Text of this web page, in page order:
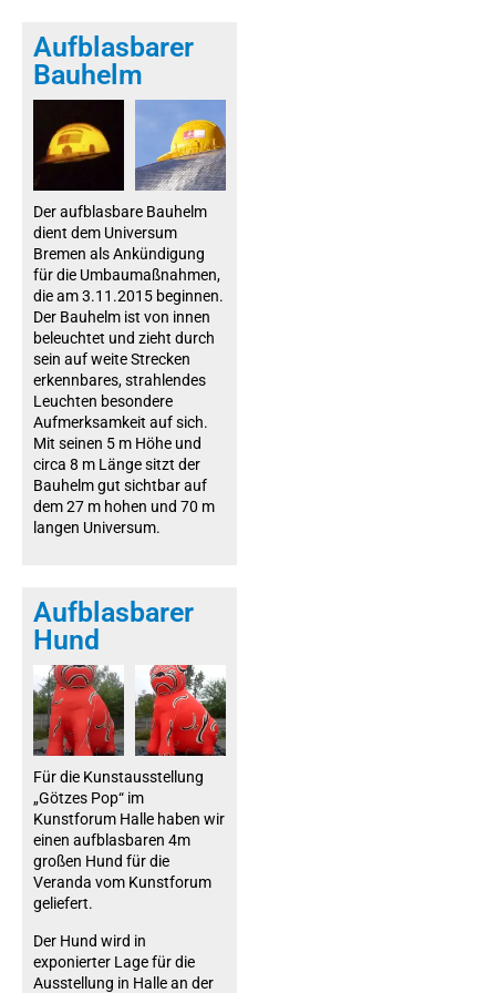
Aufblasbarer
Bauhelm
Der aufblasbare Bauhelm
dient dem Universum
Bremen als Ankündigung
für die Umbaumaßnahmen,
die am 3.11.2015 beginnen.
Der Bauhelm ist von innen
beleuchtet und zieht durch
sein auf weite Strecken
erkennbares, strahlendes
Leuchten besondere
Aufmerksamkeit auf sich.
Mit seinen 5 m Höhe und
circa 8 m Länge sitzt der
Bauhelm gut sichtbar auf
dem 27 m hohen und 70 m
langen Universum.
Aufblasbarer
Hund
Für die Kunstausstellung
„Götzes Pop“ im
Kunstforum Halle haben wir
einen aufblasbaren 4m
großen Hund für die
Veranda vom Kunstforum
geliefert.
Der Hund wird in
exponierter Lage für die
Ausstellung in Halle an der